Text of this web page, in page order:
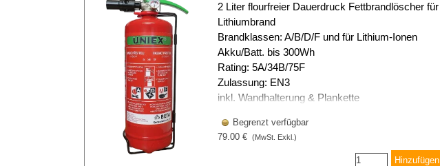
2 Liter flourfreier Dauerdruck Fettbrandlöscher für
Lithiumbrand
Brandklassen: A/B/D/F und für Lithium-Ionen
Akku/Batt. bis 300Wh
Rating: 5A/34B/75F
Zulassung: EN3
inkl. Wandhalterung & Plankette
Begrenzt verfügbar
79.00 €
(MwSt. Exkl.)
Hinzufügen